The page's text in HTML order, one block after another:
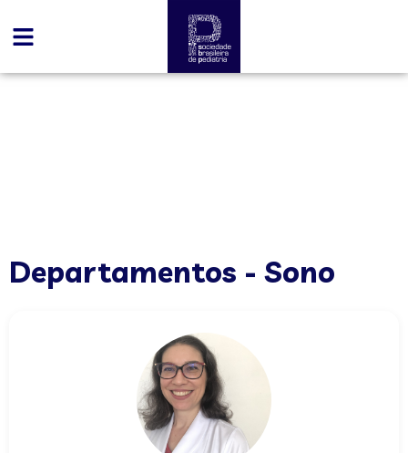
Departamentos - Sono